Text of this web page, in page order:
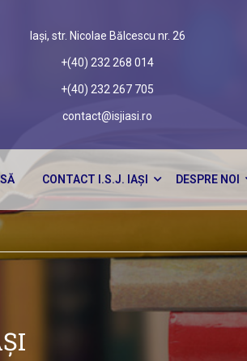
Iași, str. Nicolae Bălcescu nr. 26
+(40) 232 268 014
+(40) 232 267 705
contact@isjiasi.ro
CONTACT I.S.J. IAȘI DESPRE NOI